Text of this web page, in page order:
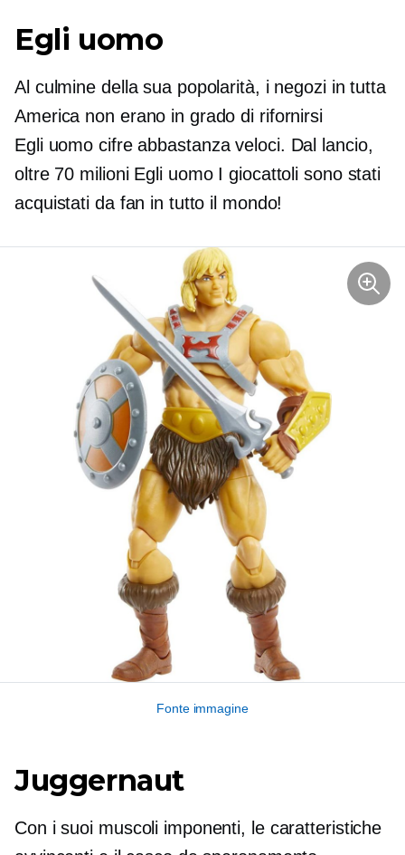
Egli uomo
Al culmine della sua popolarità, i negozi in tutta
America non erano in grado di rifornirsi
Egli uomo cifre abbastanza veloci. Dal lancio,
oltre 70 milioni Egli uomoI giocattoli sono stati
acquistati da fan in tutto il mondo!
Fonte immagine
Juggernaut
Con i suoi muscoli imponenti, le caratteristiche